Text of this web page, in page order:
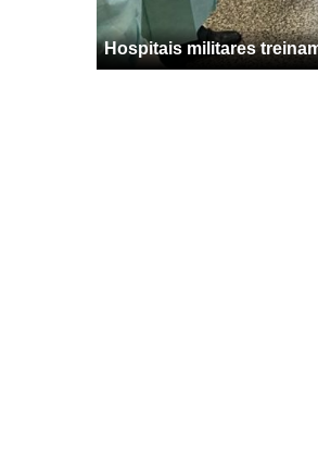
Hospitais militares